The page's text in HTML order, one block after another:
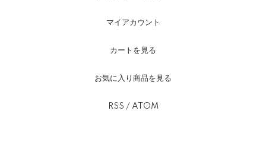
マイアカウント
カートを見る
お気に入り商品を見る
RSS / ATOM